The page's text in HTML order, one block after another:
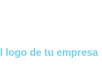
logo de tu empresa